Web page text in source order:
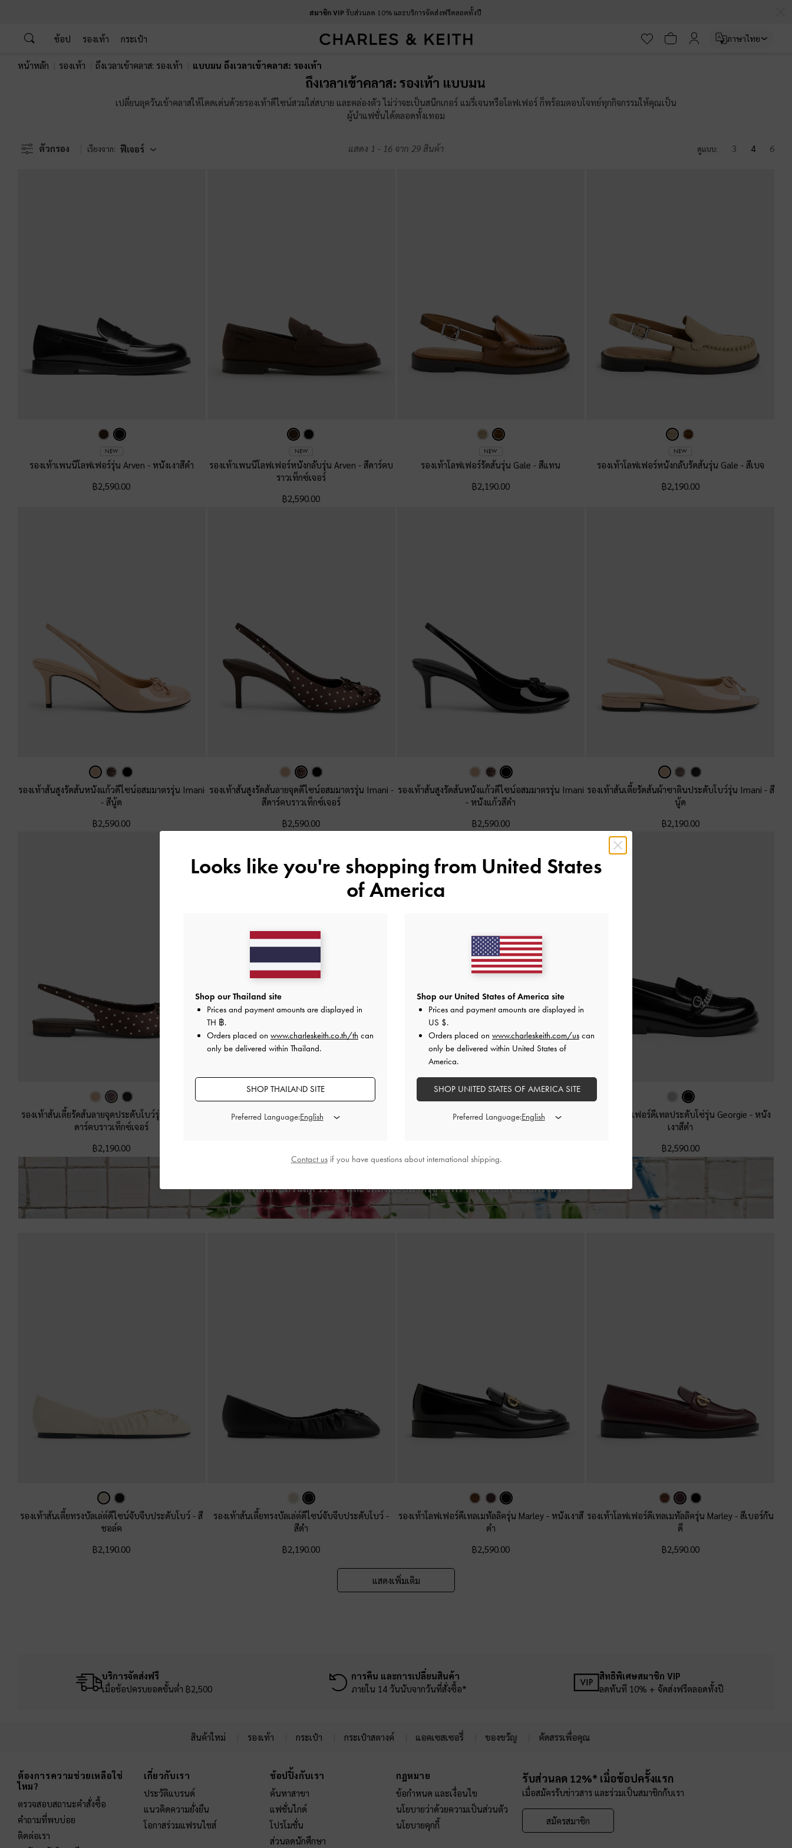
สมาชิก VIPรับส่วนลด 10% และบริการจัดส่งฟรีตลอดทั้งปี
ช้อป รองเท้า กระเป๋า ภาษาไทย
สมาชิก VIP
หน้าหลัก รองเท้า ถึงเวลาเข้าคลาส: รองเท้า แบบมน ถึงเวลาเข้าคลาส: รองเท้า
ถึงเวลาเข้าคลาส: รองเท้า แบบมน
เปลี่ยนลุควันเข้าคลาสให้โดดเด่นด้วยรองเท้าดีไซน์สวมใส่สบาย และคล่องตัว ไม่ว่าจะเป็นสนีกเกอร์ แมรี่เจนหรือโลฟเฟอร์ ก็พร้อมตอบโจทย์ทุกกิจกรรมให้คุณเป็น
ผู้นำแฟชั่นได้ตลอดทั้งเทอม
ตัวกรอง เรียงจาก: ฟีเจอร์ แสดง 1 - 16 จาก 29 สินค้า ดูแบบ: 3 4 6
NEW
รองเท้าเพนนีโลฟเฟอร์รุ่น Arven - หนังเงาสีดำ
฿2,590.00
NEW
รองเท้าเพนนีโลฟเฟอร์หนังกลับรุ่น Arven-สีดาร์คบ
ราวเท็กซ์เจอร์
฿2,590.00
NEW
รองเท้าโลฟเฟอร์รัดส้นรุ่น Gale-สีแทน
฿2,190.00
NEW
รองเท้าโลฟเฟอร์หนังกลับรัดส้นรุ่น Gale - สีเบจ
฿2,190.00
รองเท้าส้นสูงรัดส้นหนังแก้วดีไซน์อสมมาตรรุ่น Imani
-สีนู้ด
฿2,590.00
รองเท้าส้นสูงรัดส้นลายจุดดีไซน์อสมมาตรรุ่น Imani -
สีดาร์คบราวเท็กซ์เจอร์
฿2,590.00
รองเท้าส้นสูงรัดส้นหนังแก้วดีไซน์อสมมาตรรุ่น Imani
- หนังแก้วสีดำ
฿2,590.00
รองเท้าส้นเตี้ยรัดส้นผ้าซาตินประดับโบว์รุ่น Imani - สี
นู้ด
฿2,190.00
รองเท้าส้นเตี้ยรัดส้นลายจุดประดับโบว์รุ่น Imani
ดาร์คบราวเท็กซ์เจอร์
฿2,190.00
รองเท้าส้นเตี้ยรัดส้นผ้าซาตินประดับโบว์รุ่น Imani รองเท้าโลฟเฟอร์ดีเทลประดับโซ่รุ่น Georgie - รองเท้าโลฟเฟอร์ดีเทลประดับโซ่รุ่น Georgie - หนัง
เงาสีดำ
฿2,590.00
เพลิดเพลินกับส่วนลด 12%* และจัดส่งแบบมาตรฐานฟรี สำหรับการช้อปครั้งแรก
รองเท้าส้นเตี้ยทรงบัลเล่ต์ดีไซน์จับจีบประดับโบว์-สี
ชอล์ค
฿2,190.00
รองเท้าส้นเตี้ยทรงบัลเล่ต์ดีไซน์จับจีบประดับโบว์-
สีดำ
฿2,190.00
รองเท้าโลฟเฟอร์ดีเทลเมทัลลิครุ่น Marley - หนังเงาสี
ดำ
฿2,590.00
รองเท้าโลฟเฟอร์ดีเทลเมทัลลิครุ่น Marley-สีเบอร์กัน
ดี
฿2,590.00
แสดงเพิ่มเติม
บริการจัดส่งฟรี
เมื่อช้อปครบยอดขั้นต่ำ ฿2,500
การคืน และการเปลี่ยนสินค้า
ภายใน 14 วันนับจากวันที่สั่งซื้อ*
สิทธิพิเศษสมาชิก VIP
ลดทันที 10% + จัดส่งฟรีตลอดทั้งปี
สินค้าใหม่ รองเท้า กระเป๋า กระเป๋าสตางค์ แอคเซสเซอรี่ ของขวัญ คัดสรรเพื่อคุณ
ต้องการความช่วยเหลือใช่
ไหม?
ตรวจสอบสถานะคำสั่งซื้อ
คำถามที่พบบ่อย
ติดต่อเรา
เกี่ยวกับเรา
ประวัติแบรนด์
แนวคิดความยั่งยืน
โอกาสร่วมแฟรนไชส์
ช้อปปิ้งกับเรา
ค้นหาสาขา
แฟชั่นไกด์
โปรโมชั่น
ส่วนลดนักศึกษา
กฎหมาย
ข้อกำหนด และเงื่อนไข
นโยบายว่าด้วยความเป็นส่วนตัว
นโยบายคุกกี้
รับส่วนลด 12%* เมื่อช้อปครั้งแรก
เมื่อสมัครรับข่าวสาร และร่วมเป็นสมาชิกกับเรา
สมัครสมาชิก
Looks like you're shopping from United States
of America
Shop our Thailand site
Prices and payment amounts are displayed in
TH ฿.
Orders placed on www.charleskeith.co.th/th can
only be delivered within Thailand.
SHOP THAILAND SITE
Preferred Language:
Shop our United States of America site
Prices and payment amounts are displayed in
US $.
Orders placed on www.charleskeith.com/us can
only be delivered within United States of
America.
SHOP UNITED STATES OF AMERICA SITE
Preferred Language:
Contact usif you have questions about international shipping.